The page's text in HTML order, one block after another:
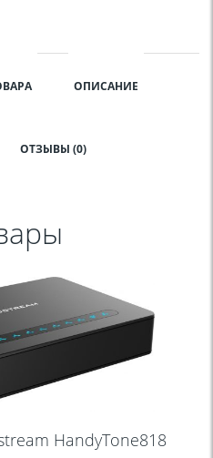
ОПИСАНИЕ
ОТЗЫВЫ (0)
HandyTone818